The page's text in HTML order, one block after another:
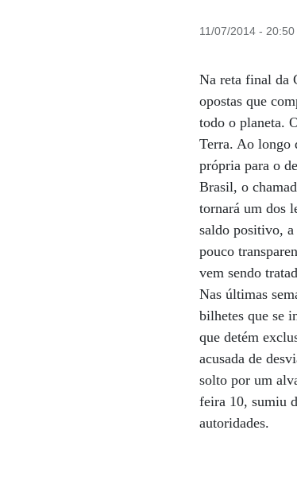
11/07/2014 - 20:50
Na reta final da
opostas que
todo o planeta.
Terra. Ao longo
própria para o
Brasil, o
tornará um dos
saldo positivo, a
pouco
vem sendo
Nas últimas
bilhetes que se
que detém
acusada de
solto por um
feira 10, sumiu
autoridades.